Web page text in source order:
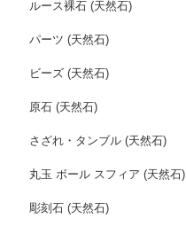
ルース裸石 (天然石)
パーツ (天然石)
ビーズ (天然石)
原石 (天然石)
さざれ・タンブル (天然石)
丸玉 ボール スフィア (天然石)
彫刻石 (天然石)